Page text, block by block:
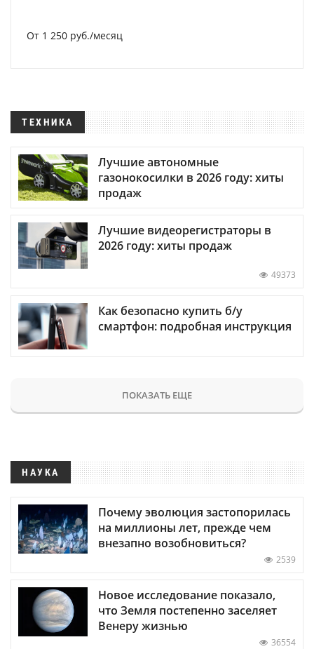
От 1 250 руб./месяц
ТЕХНИКА
Лучшие автономные
газонокосилки в 2026 году: хиты
продаж
Лучшие видеорегистраторы в
2026 году: хиты продаж
49373
Как безопасно купить б/у
смартфон: подробная инструкция
ПОКАЗАТЬ ЕЩЕ
НАУКА
Почему эволюция застопорилась
на миллионы лет, прежде чем
внезапно возобновиться?
2539
Новое исследование показало,
что Земля постепенно заселяет
Венеру жизнью
36554